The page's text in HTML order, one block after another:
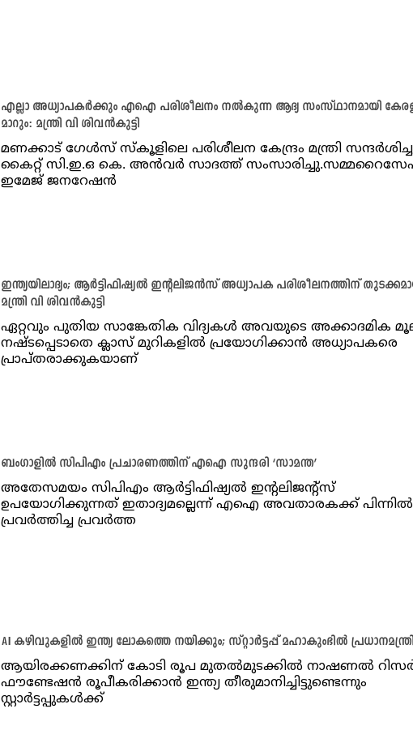
എല്ലാ അധ്യാപകർക്കും എഐ പരിശീലനം നൽകുന്ന ആദ്യ സംസ്ഥാനമായി
മാറും: മന്ത്രി വി ശിവൻകുട്ടി
മണക്കാട് ഗേൾസ് സ്‌കൂളിലെ പരിശീലന കേന്ദ്രം മന്ത്രി
കൈറ്റ് സി.ഇ.ഒ കെ. അൻവർ സാദത്ത്
ഇമേജ് ജനറേഷൻ
ഇന്ത്യയിലാദ്യം; ആർട്ടിഫിഷ്യൽ ഇന്റലിജൻസ് അധ്യാപക പരിശീലനത്തിന്
മന്ത്രി വി ശിവൻകുട്ടി
ഏറ്റവും പുതിയ സാങ്കേതിക വിദ്യകൾ അവയുടെ അക്കാദമിക
നഷ്ടപ്പെടാതെ ക്ലാസ് മുറികളിൽ പ്രയോഗിക്കാൻ അധ്യാപകരെ
പ്രാപ്തരാക്കുകയാണ്
ബം​ഗാളിൽ സിപിഎം പ്രചാരണത്തിന് എഐ സുന്ദരി ‘സാമന്ത’
അതേസമയം സിപിഎം ആർട്ടിഫിഷ്യൽ ഇന്റലിജന്റ്സ്
ഉപയോഗിക്കുന്നത് ഇതാദ്യമല്ലെന്ന് എഐ അവതാരകക്ക് പിന്നിൽ
പ്രവർത്തിച്ച പ്രവർത്ത
AI കഴിവുകളിൽ ഇന്ത്യ ലോകത്തെ നയിക്കും; സ്റ്റാർട്ടപ്പ് മഹാകുംഭിൽ
ആയിരക്കണക്കിന് കോടി രൂപ മുതൽമുടക്കിൽ നാഷണൽ
ഫൗണ്ടേഷൻ രൂപീകരിക്കാൻ ഇന്ത്യ തീരുമാനിച്ചിട്ടുണ്ടെന്നും
സ്റ്റാർട്ടപ്പുകൾക്ക്